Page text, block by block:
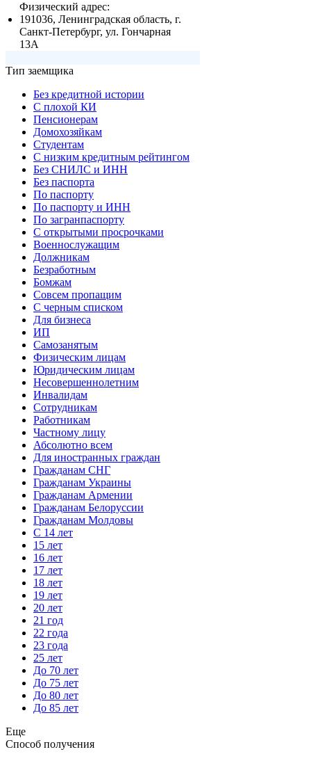
Физический адрес:
191036, Ленинградская область, г.
Санкт-Петербург, ул. Гончарная
13А
Тип заемщика
Без кредитной истории
С плохой КИ
Пенсионерам
Домохозяйкам
Студентам
С низким кредитным рейтингом
Без СНИЛС и ИНН
Без паспорта
По паспорту
По паспорту и ИНН
По загранпаспорту
С открытыми просрочками
Военнослужащим
Должникам
Безработным
Бомжам
Совсем пропащим
С черным списком
Для бизнеса
ИП
Самозанятым
Физическим лицам
Юридическим лицам
Несовершеннолетним
Инвалидам
Сотрудникам
Работникам
Частному лицу
Абсолютно всем
Для иностранных граждан
Гражданам СНГ
Гражданам Украины
Гражданам Армении
Гражданам Белоруссии
Гражданам Молдовы
С 14 лет
15 лет
16 лет
17 лет
18 лет
19 лет
20 лет
21 год
22 года
23 года
25 лет
До 70 лет
До 75 лет
До 80 лет
До 85 лет
Еще
Способ получения